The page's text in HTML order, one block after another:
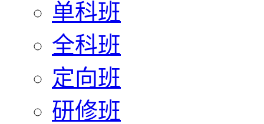
单科班
全科班
定向班
研修班